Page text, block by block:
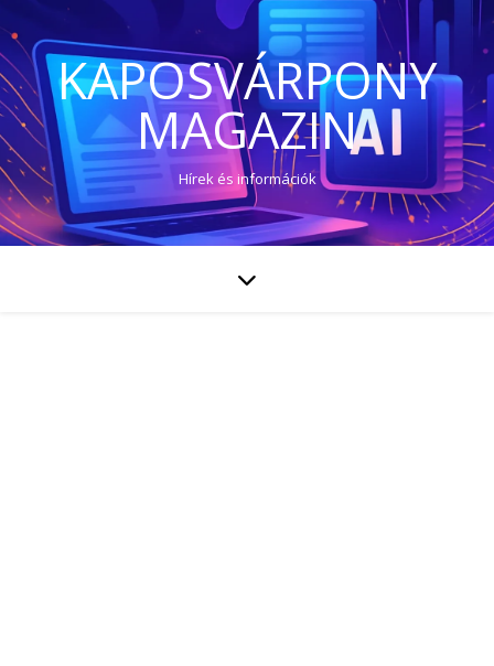
KAPOSVÁRPONY
MAGAZIN
Hírek és információk